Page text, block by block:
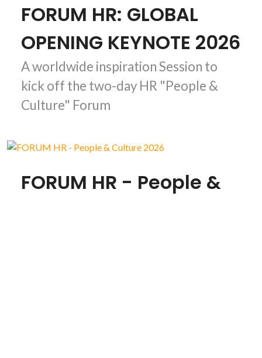
FORUM HR: GLOBAL
OPENING KEYNOTE 2026
A worldwide inspiration Session to
kick off the two-day HR "People &
Culture" Forum
FORUM HR - People &